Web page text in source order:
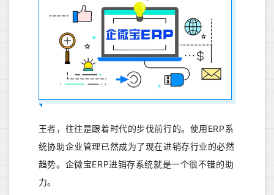
王者，往往是跟着时代的步伐前行的。使用ERP系
统协助企业管理已然成为了现在进销存行业的必然
趋势。企微宝ERP进销存系统就是一个很不错的助
力。